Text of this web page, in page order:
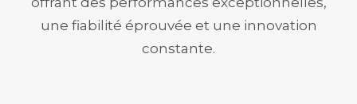
une fiabilité éprouvée et une innovation
constante.